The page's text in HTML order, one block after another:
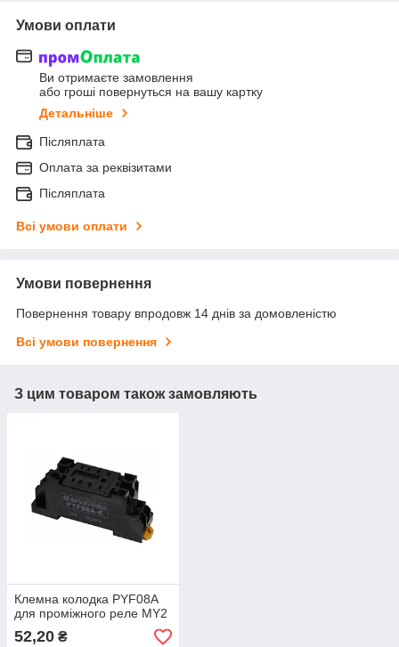
Умови оплати
Ви отримаєте замовлення
або гроші повернуться на вашу картку
Детальніше
Післяплата
Оплата за реквізитами
Післяплата
Всі умови оплати
Умови повернення
Повернення товару впродовж 14 днів за домовленістю
Всі умови повернення
З цим товаром також замовляють
Клемна колодка PYF08A
для проміжного реле MY2
52,20 ₴